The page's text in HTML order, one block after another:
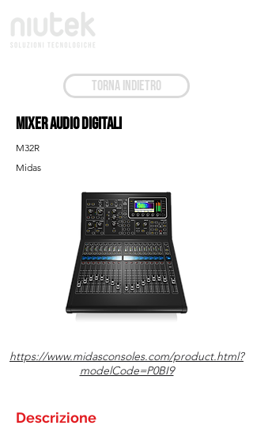
TORNA INDIETRO
Mixer audio Digitali
M32R
Midas
https://www.midasconsoles.com/product.html?
modelCode=P0BI9
Descrizione